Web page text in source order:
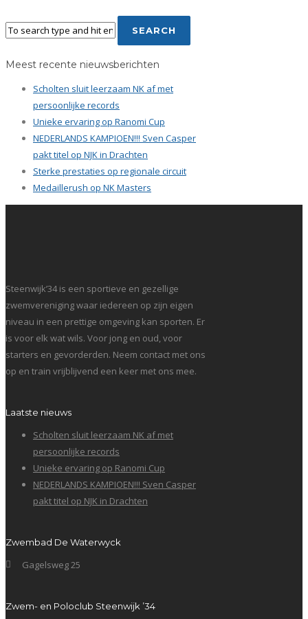
Meest recente nieuwsberichten
Scholten sluit leerzaam NK af met
persoonlijke records
Unieke ervaring op Ranomi Cup
NEDERLANDS KAMPIOEN!!! Sven Casper
pakt titel op NJK in Drachten
Sterke prestaties op regionale circuit
Medaillerush op NK Masters
Steenwijk’34 is een sportieve en gezellige
zwemvereniging waar iedereen op zijn eigen
niveau in een prettige omgeving kan sporten. Er
is voor elk wat wils. Voor jong en oud, voor
starters en gevorderden. Neem contact met ons
op en train vrijblijvend een keer met ons mee.
Laatste nieuws
Scholten sluit leerzaam NK af met
persoonlijke records
Unieke ervaring op Ranomi Cup
NEDERLANDS KAMPIOEN!!! Sven Casper
pakt titel op NJK in Drachten
Zwembad De Waterwyck
Gagelsweg 25
Zwem- en Poloclub Steenwijk ’34